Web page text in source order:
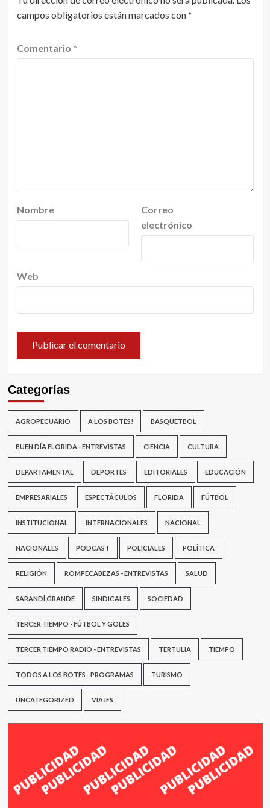
campos obligatorios están marcados con*
Comentario *
Nombre
Correo
electrónico
Web
Categorías
AGROPECUARIO A LOS BOTES! BASQUETBOL
BUEN DÍA FLORIDA - ENTREVISTAS CIENCIA CULTURA
DEPARTAMENTAL DEPORTES EDITORIALES EDUCACIÓN
EMPRESARIALES ESPECTÁCULOS FLORIDA FÚTBOL
INSTITUCIONAL INTERNACIONALES NACIONAL
NACIONALES PODCAST POLICIALES POLÍTICA
RELIGIÓN ROMPECABEZAS - ENTREVISTAS SALUD
SARANDÍ GRANDE SINDICALES SOCIEDAD
TERCER TIEMPO - FÚTBOL Y GOLES
TERCER TIEMPO RADIO - ENTREVISTAS TERTULIA TIEMPO
TODOS A LOS BOTES - PROGRAMAS TURISMO
UNCATEGORIZED VIAJES